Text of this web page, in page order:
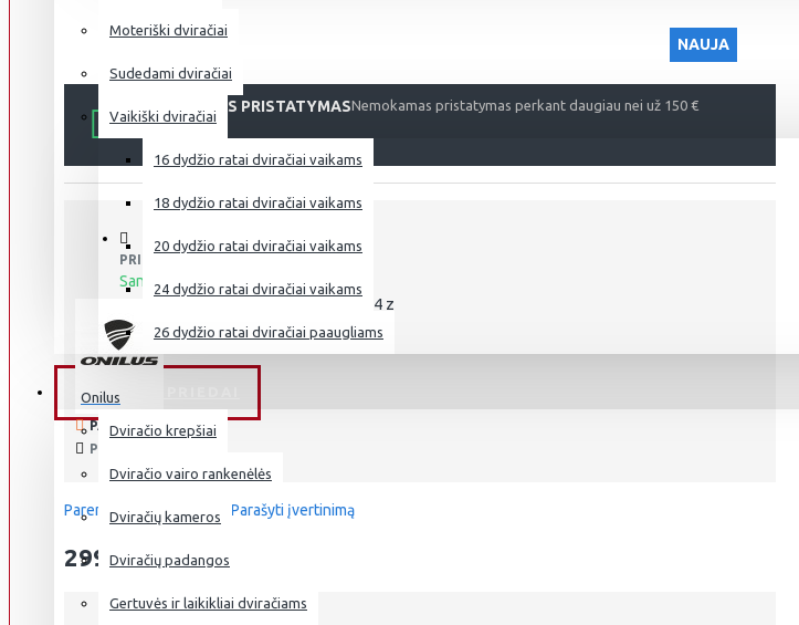
Moteriški dviračiai
Sudedami dviračiai
Vaikiški dviračiai
16 dydžio ratai dviračiai vaikams
18 dydžio ratai dviračiai vaikams
20 dydžio ratai dviračiai vaikams
24 dydžio ratai dviračiai vaikams
26 dydžio ratai dviračiai paaugliams
DVIRAČIŲ PRIEDAI
Dviračio krepšiai
Dviračio vairo rankenėlės
Dviračių kameros
Dviračių padangos
Gertuvės ir laikikliai dviračiams
NAUJA
NEMOKAMAS PRISTATYMASNemokamas pristatymas perkant daugiau nei už 150 €
PRIEINAMUMAS:
Sandėlyje
ONILUS MURANUS 24 z
Onilus
PARDUOTA: 30
PERŽIŪRĖTA: 1149
Paremta 0 įvertinimais. Parašyti įvertinimą
299.00€